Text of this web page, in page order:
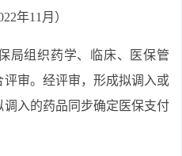
年11 月）
局组织药学、临床、医保管
审。经评审，形成拟调入或
入的药品同步确定医保支付